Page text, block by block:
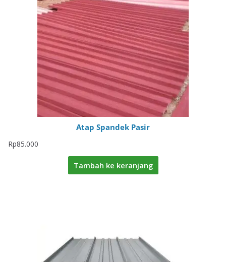
Atap Spandek Pasir
Rp85.000
Tambah ke keranjang